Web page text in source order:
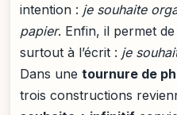
intention : je souhaite
papier. Enfin, il permet
surtout à l’écrit : je
Dans une tournure de
trois constructions